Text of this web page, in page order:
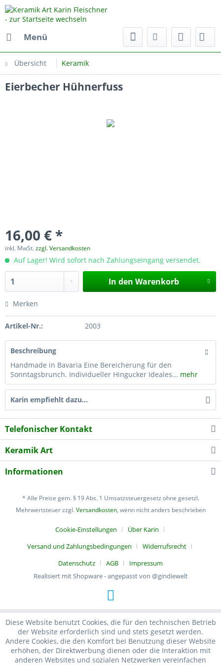
Menü
Übersicht Keramik
Eierbecher Hühnerfuss
16,00 € *
inkl. MwSt.zzgl. Versandkosten
Auf Lager! Wird sofort nach Zahlungseingang versendet.
In den Warenkorb
Merken
Artikel-Nr.: 2003
Beschreibung
Handmade in Bavaria Eine Bereicherung für den
Sonntagsbrunch. Individueller Hingucker Ideales... mehr
Karin empfiehlt dazu...
Telefonischer Kontakt
Keramik Art
Informationen
* Alle Preise gem. § 19 Abs. 1 Umsatzsteuergesetz ohne gesetzl.
Mehrwertsteuer zzgl.Versandkosten, wenn nicht anders beschrieben
Cookie-Einstellungen
Über Karin
Versand und Zahlungsbedingungen
Widerrufsrecht
Datenschutz
AGB
Impressum
Realisiert mit Shopware - angepasst von @gindiewelt
Diese Website benutzt Cookies, die für den technischen Betrieb
der Website erforderlich sind und stets gesetzt werden.
Andere Cookies, die den Komfort bei Benutzung dieser Website
erhöhen, der Direktwerbung dienen oder die Interaktion mit
anderen Websites und sozialen Netzwerken vereinfachen